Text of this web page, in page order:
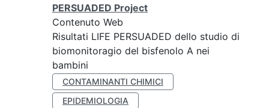
PERSUADED Project
Contenuto Web
Risultati LIFE PERSUADED dello studio di
biomonitoragio del bisfenolo A nei
bambini
CONTAMINANTI CHIMICI
EPIDEMIOLOGIA